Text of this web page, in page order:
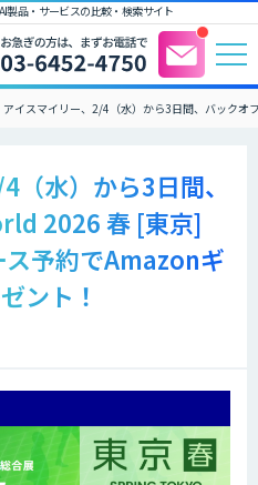
製品・サービスの比較・検索サイト
アイスマイリー、2/4（水）から3日間、バック
（水）から3日間、
2026 春 [東京]
予約でAmazonギ
ント！